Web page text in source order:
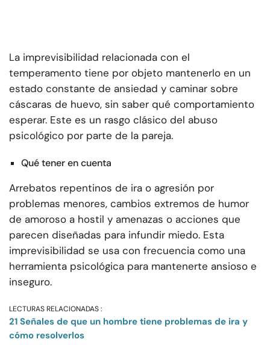
La imprevisibilidad relacionada con el
temperamento tiene por objeto mantenerlo en un
estado constante de ansiedad y caminar sobre
cáscaras de huevo, sin saber qué comportamiento
esperar. Este es un rasgo clásico del abuso
psicológico por parte de la pareja.
Qué tener en cuenta
Arrebatos repentinos de ira o agresión por
problemas menores, cambios extremos de humor
de amoroso a hostil y amenazas o acciones que
parecen diseñadas para infundir miedo. Esta
imprevisibilidad se usa con frecuencia como una
herramienta psicológica para mantenerte ansioso e
inseguro.
LECTURAS RELACIONADAS :
21 Señales de que un hombre tiene problemas de ira y
cómo resolverlos